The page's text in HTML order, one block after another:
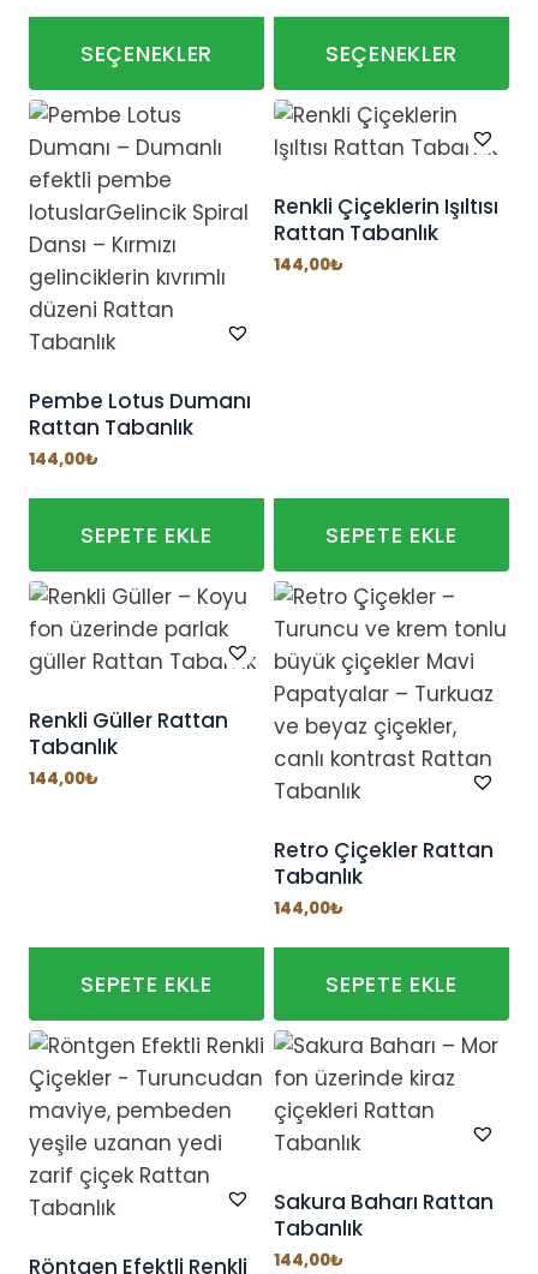
120,00₺
180,00₺
SEÇENEKLER
Bu
ürünün
birden
fazla
varyasyonu
var.
Seçenekler
ürün
seçilebilir
SEÇENEKLER
Bu
ürünün
birden
fazla
varyasyonu
var.
Pembe Lotus Dumanı
Rattan Tabanlık
144,00₺
SEPETE EKLE
Renkli Çiçeklerin Işıltısı
Rattan Tabanlık
144,00₺
SEPETE EKLE
Renkli Güller Rattan
Tabanlık
144,00₺
SEPETE EKLE
Retro Çiçekler Rattan
Tabanlık
144,00₺
SEPETE EKLE
Röntgen Efektli Renkli
Sakura Baharı Rattan
Tabanlık
144,00₺